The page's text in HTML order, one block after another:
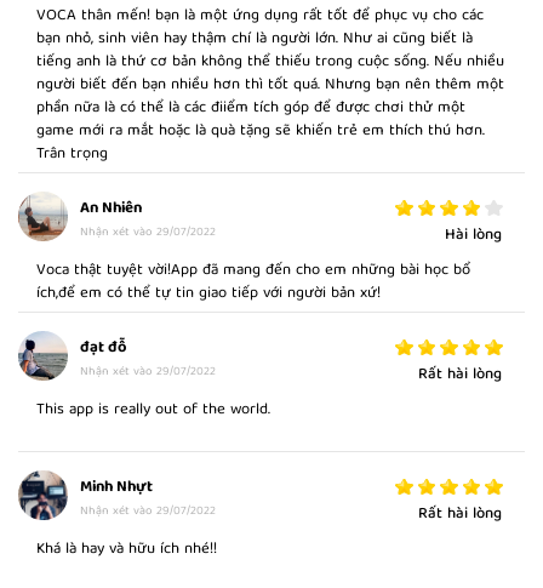
LONGTIME AFFAIR
LOST CUSTODY
MEDDLING MOTHER-IN-LAW
Effortless English: Phương pháp Luyện nói tiếng Anh như người Bản
ngữ của tác giả AJ Hoge. Nguồn
ảnh:www.learningeffortlessenglish.com
Giáo trình Effortless English của tác giả AJ Hoge chia làm 5
phần chính gồm:
1/Original Effortless English
: Là giáo trình quan trọng nhất
của Effortless English với 40 bài học chia làm 4 level.
2/Learn Real English: Gồm các bài học về tiếng Anh giao tiếp
thực tế của người Bản ngữ với nhiều cụm từ và thành ngữ
thường gặp.
3/Flow English
: Gồm 19 bài học có nội dung vui nhộn, hài
hước, dễ ghi nhớ.
4/Business English: Gồm các bài học chia sẻ về bí quyết kinh
5/Power English: Gồm 30 bài học về các chủ đề tạo động lực
và tư duy tích cực.
VOCA thân mến! bạn là một ứng dụng rất tốt để phục vụ cho các
bạn nhỏ, sinh viên hay thậm chí là người lớn. Như ai cũng biết là
tiếng anh là thứ cơ bản không thể thiếu trong cuộc sống. Nếu nhiều
người biết đến bạn nhiều hơn thì tốt quá. Nhưng bạn nên thêm một
phần nữa là có thể là các điiểm tích góp để được chơi thử một
game mới ra mắt hoặc là quà tặng sẽ khiến trẻ em thích thú hơn.
Trân trọng
An Nhiên
Nhận xét vào 29/07/2022
Hài lòng
Voca thật tuyệt vời!App đã mang đến cho em những bài học bổ
ích,để em có thể tự tin giao tiếp với người bản xứ!
đạt đỗ
Nhận xét vào 29/07/2022
Rất hài lòng
This app is really out of the world.
Minh Nhựt
Nhận xét vào 29/07/2022
Rất hài lòng
Khá là hay và hữu ích nhé!!